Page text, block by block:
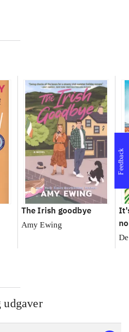
The Irish goodbye
Amy Ewing
Feedback